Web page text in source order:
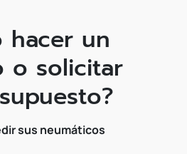
hacer un
o solicitar
sus neumáticos